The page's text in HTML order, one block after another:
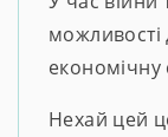
можливості
економічну
Нехай цей